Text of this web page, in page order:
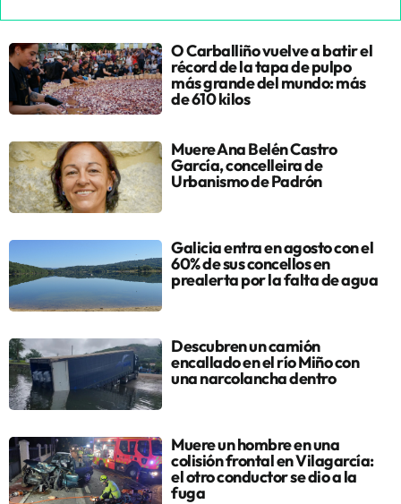
O Carballiño vuelve a batir el
récord de la tapa de pulpo
más grande del mundo: más
de 610 kilos
Muere Ana Belén Castro
García, concelleira de
Urbanismo de Padrón
Galicia entra en agosto con el
60% de sus concellos en
prealerta por la falta de agua
Descubren un camión
encallado en el río Miño con
una narcolancha dentro
Muere un hombre en una
colisión frontal en Vilagarcía:
el otro conductor se dio a la
fuga